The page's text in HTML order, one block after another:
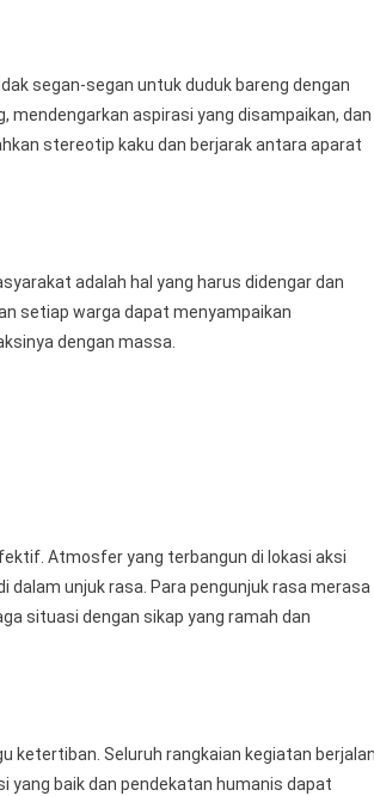
segan-segan untuk duduk bareng dengan
mendengarkan aspirasi yang disampaikan, dan
stereotip kaku dan berjarak antara aparat
adalah hal yang harus didengar dan
setiap warga dapat menyampaikan
dengan massa.
Atmosfer yang terbangun di lokasi aksi
unjuk rasa. Para pengunjuk rasa merasa
situasi dengan sikap yang ramah dan
ketertiban. Seluruh rangkaian kegiatan
yang baik dan pendekatan humanis dapat